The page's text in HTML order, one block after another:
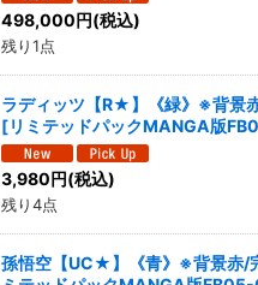
498,000円(税込)
残り1点
ラディッツ【R★】《緑》※背景
[リミテッドパックMANGA版
3,980円(税込)
残り4点
孫悟空【UC★】《青》※背景赤/